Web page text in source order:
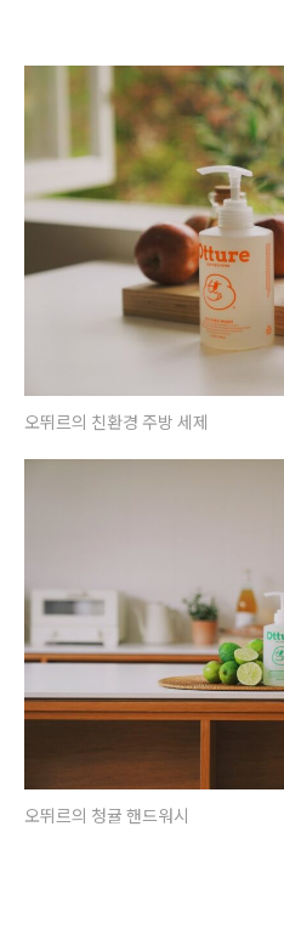
오뛰르의 친환경 주방 세제
오뛰르의 청귤 핸드워시